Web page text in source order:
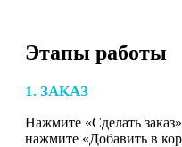
Этапы работы
1. ЗАКАЗ
Нажмите «Сделать
нажмите «Добавить в